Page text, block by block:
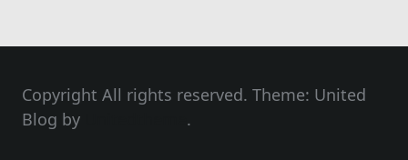
Copyright All rights reserved. Theme: United
Blog by
.